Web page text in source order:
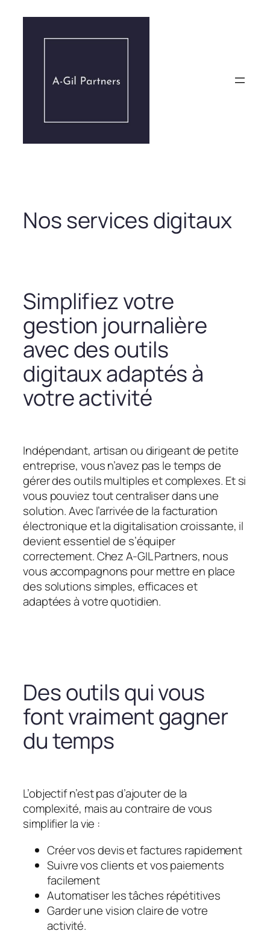
contenu
Nos services digitaux
Simplifiez votre
gestion journalière
avec des outils
digitaux adaptés à
votre activité
Indépendant, artisan ou dirigeant de petite
entreprise, vous n’avez pas le temps de
gérer des outils multiples et complexes. Et si
vous pouviez tout centraliser dans une
solution. Avec l’arrivée de la facturation
électronique et la digitalisation croissante, il
devient essentiel de s’équiper
correctement. Chez A-GIL Partners, nous
vous accompagnons pour mettre en place
des solutions simples, efficaces et
adaptées à votre quotidien.
Des outils qui vous
font vraiment gagner
du temps
L’objectif n’est pas d’ajouter de la
complexité, mais au contraire de vous
simplifier la vie :
Créer vos devis et factures rapidement
Suivre vos clients et vos paiements
facilement
Automatiser les tâches répétitives
Garder une vision claire de votre
activité.